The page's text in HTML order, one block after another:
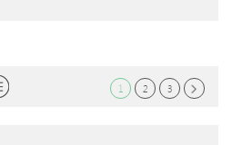
1 2 3